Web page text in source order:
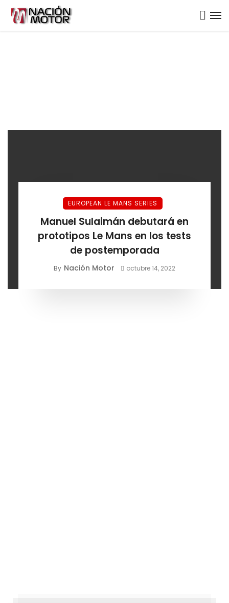
EUROPEAN LE MANS SERIES
Manuel Sulaimán debutará en
prototipos Le Mans en los tests
de postemporada
By Nación Motor octubre 14, 2022